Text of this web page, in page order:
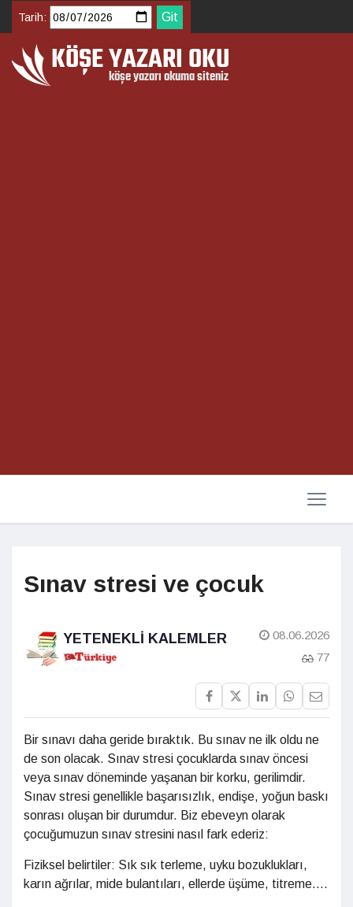
Tarih:
Sınav stresi ve çocuk
YETENEKLI KALEMLER
08.06.2026
77
Bir sınavı daha geride bıraktık. Bu sınav ne ilk oldu ne
de son olacak. Sınav stresi çocuklarda sınav öncesi
veya sınav döneminde yaşanan bir korku, gerilimdir.
Sınav stresi genellikle başarısızlık, endişe, yoğun baskı
sonrası oluşan bir durumdur. Biz ebeveyn olarak
çocuğumuzun sınav stresini nasıl fark ederiz:
Fiziksel belirtiler: Sık sık terleme, uyku bozuklukları,
karın ağrılar, mide bulantıları, ellerde üşüme, titreme....